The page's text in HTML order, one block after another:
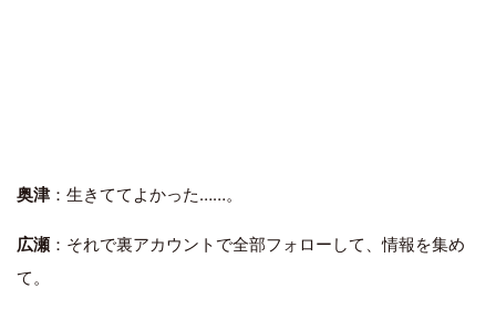
奥津：生きててよかった……。
広瀬 ：それで裏アカウントで全部フォローして、情報を集め
て。